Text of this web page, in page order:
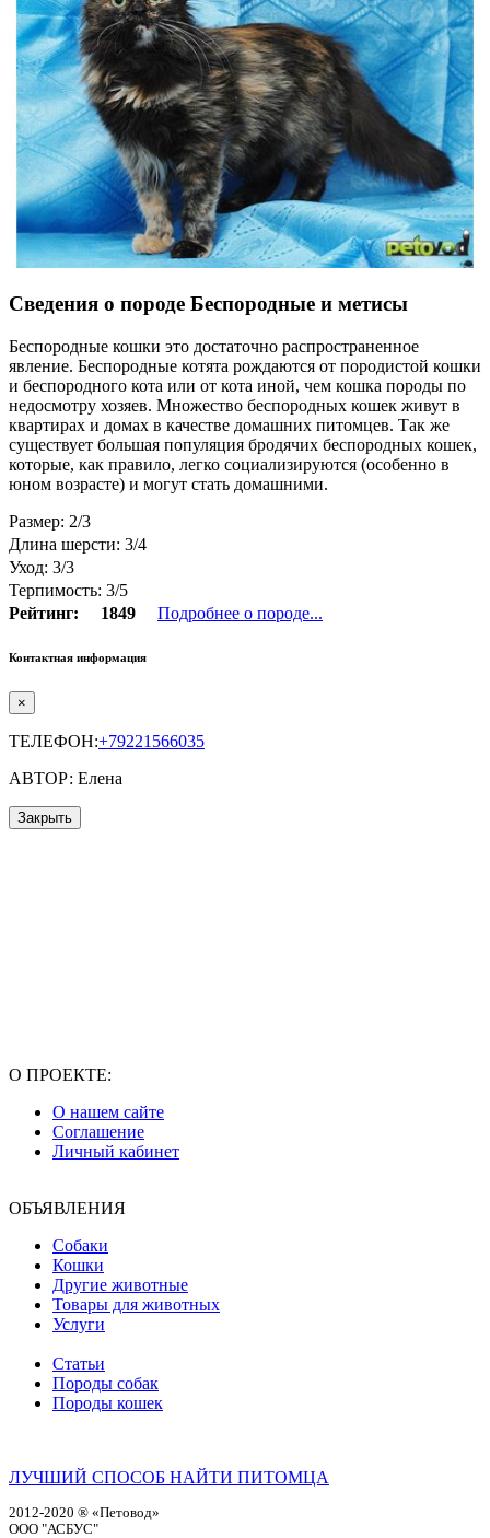
Сведения о породе Беспородные и метисы
Беспородные кошки это достаточно распространенное
явление. Беспородные котята рождаются от породистой кошки
и беспородного кота или от кота иной, чем кошка породы по
недосмотру хозяев. Множество беспородных кошек живут в
квартирах и домах в качестве домашних питомцев. Так же
существует большая популяция бродячих беспородных кошек,
которые, как правило, легко социализируются (особенно в
юном возрасте) и могут стать домашними.
Размер: 2/3
Длина шерсти: 3/4
Уход: 3/3
Терпимость: 3/5
Рейтинг:
1849 Подробнее о породе...
Контактная информация
×
ТЕЛЕФОН:+79221566035
АВТОР: Елена
Закрыть
О ПРОЕКТЕ:
О нашем сайте
Соглашение
Личный кабинет
ОБЪЯВЛЕНИЯ
Собаки
Кошки
Другие животные
Товары для животных
Услуги
Статьи
Породы собак
Породы кошек
ЛУЧШИЙ СПОСОБ НАЙТИ ПИТОМЦА
2012-2020 ® «Петовод»
ООО "АСБУС"